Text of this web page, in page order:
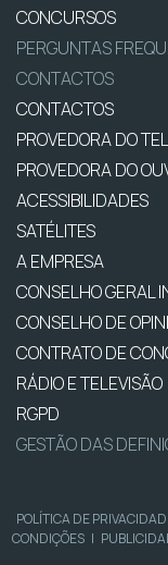
CONCURSOS
PERGUNTAS
CONTACTOS
CONTACTOS
PROVEDORA DO
PROVEDORA DO
ACESSIBILIDADES
SATÉLITES
A EMPRESA
CONSELHO GERAL
CONSELHO DE
CONTRATO DE
RÁDIO E TELEVISÃO
RGPD
GESTÃO DAS
POLÍTICA DE
CONDIÇÕES |